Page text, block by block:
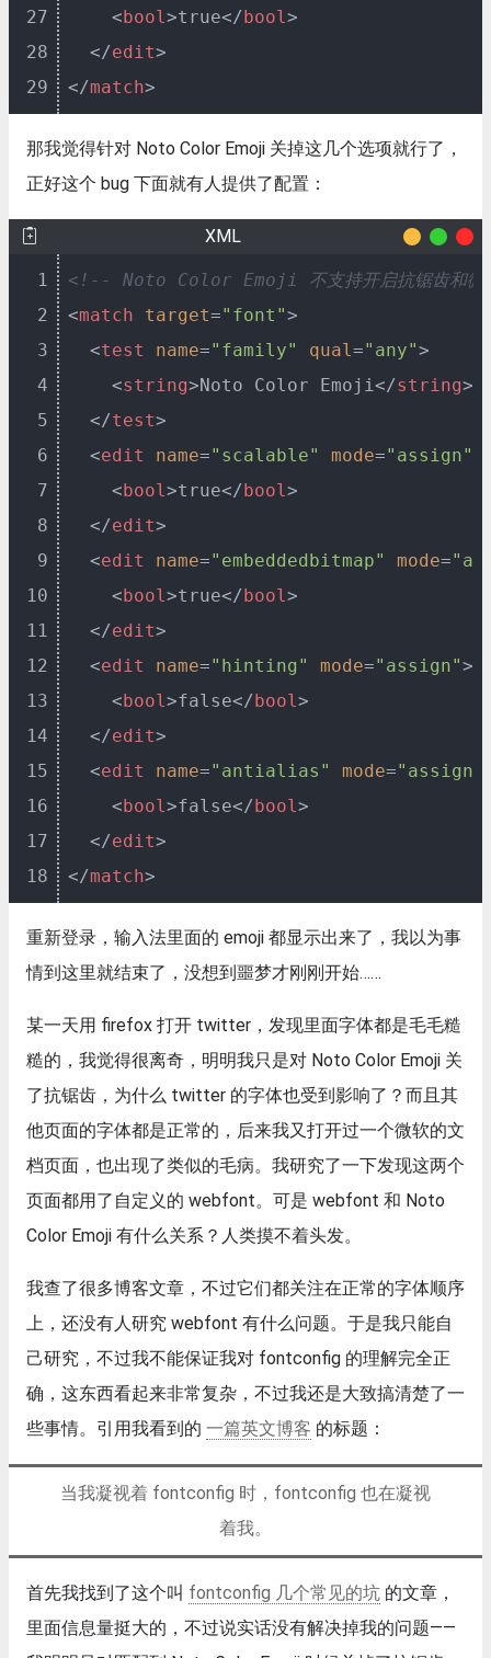
27
28
29
<bool>true</bool>
</edit>
</match>
那我觉得针对 Noto Color Emoji 关掉这几个选项就行了，
正好这个 bug 下面就有人提供了配置：
XML
1
2
3
4
5
6
7
8
9
10
11
12
13
14
15
16
17
18
<!-- Noto Color Emoji 不支持开启抗锯齿和微调
<match target="font">
<test name="family" qual="any">
<string>Noto Color Emoji</string>
</test>
<edit name="scalable" mode="assign"
<bool>true</bool>
</edit>
<edit name="embeddedbitmap" mode=
<bool>true</bool>
</edit>
<edit name="hinting" mode="assign">
<bool>false</bool>
</edit>
<edit name="antialias" mode="assign"
<bool>false</bool>
</edit>
</match>
重新登录，输入法里面的 emoji 都显示出来了，我以为事
情到这里就结束了，没想到噩梦才刚刚开始……
某一天用 firefox 打开 twitter，发现里面字体都是毛毛糙
糙的，我觉得很离奇，明明我只是对 Noto Color Emoji 关
了抗锯齿，为什么 twitter 的字体也受到影响了？而且其
他页面的字体都是正常的，后来我又打开过一个微软的文
档页面，也出现了类似的毛病。我研究了一下发现这两个
页面都用了自定义的 webfont。可是 webfont 和 Noto
Color Emoji 有什么关系？人类摸不着头发。
我查了很多博客文章，不过它们都关注在正常的字体顺序
上，还没有人研究 webfont 有什么问题。于是我只能自
己研究，不过我不能保证我对 fontconfig 的理解完全正
确，这东西看起来非常复杂，不过我还是大致搞清楚了一
些事情。引用我看到的 一篇英文博客 的标题：
当我凝视着 fontconfig 时，fontconfig 也在凝视
着我。
首先我找到了这个叫 fontconfig 几个常见的坑 的文章，
里面信息量挺大的，不过说实话没有解决掉我的问题——